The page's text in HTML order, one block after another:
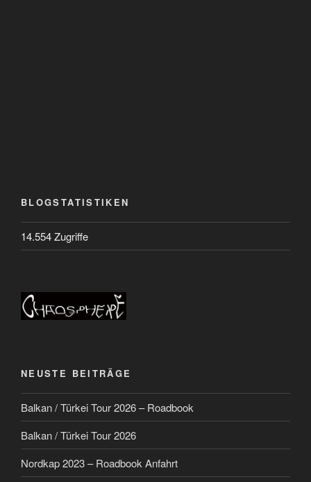
BLOGSTATISTIKEN
14.554 Zugriffe
NEUSTE BEITRÄGE
Balkan / Türkei Tour 2026 – Roadbook
Balkan / Türkei Tour 2026
Nordkap 2023 – Roadbook Anfahrt